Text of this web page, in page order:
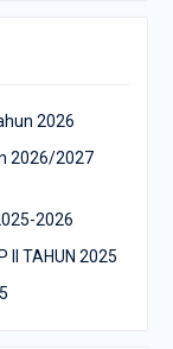
2026
2026/2027
2026
II TAHUN 2025